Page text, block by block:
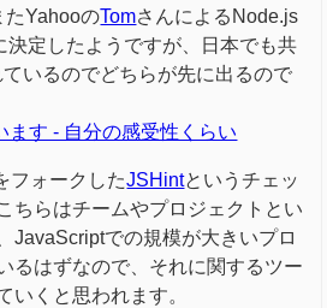
たYahooのTomさんによるNode.js
決定したようですが、日本でも共
いるのでどちらが先に出るので
ます - 自分の感受性くらい
フォークしたJSHintというチェッ
ちらはチームやプロジェクトとい
JavaScriptでの規模が大きいプロ
るはずなので、それに関するツー
いくと思われます。